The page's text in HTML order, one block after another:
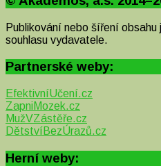
Publikování nebo šíření
souhlasu vydavatele.
Partnerské weby:
EfektivníUčení.cz
ZapniMozek.cz
MužVZástěře.cz
DětstvíBezÚrazů.cz
Herní weby: